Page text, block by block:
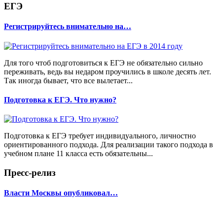
ЕГЭ
Регистрируйтесь внимательно на…
Для того чтоб подготовиться к ЕГЭ не обязательно сильно
переживать, ведь вы недаром проучились в школе десять лет.
Так иногда бывает, что все вылетает...
Подготовка к ЕГЭ. Что нужно?
Подготовка к ЕГЭ требует индивидуального, личностно
ориентированного подхода. Для реализации такого подхода в
учебном плане 11 класса есть обязательны...
Пресс-релиз
Власти Москвы опубликовал…